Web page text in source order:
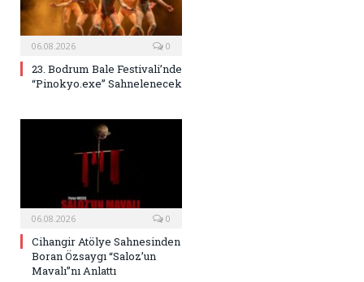
06.08.2026 0
23. Bodrum Bale Festivali’nde
“Pinokyo.exe” Sahnelenecek
06.08.2026 0
Cihangir Atölye Sahnesinden
Boran Özsaygı “Saloz’un
Mavalı”nı Anlattı